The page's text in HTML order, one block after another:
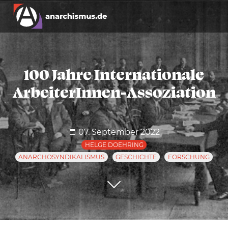
100 Jahre Internationale
ArbeiterInnen-Assoziation
07. September 2022
HELGE DOEHRING
ANARCHOSYNDIKALISMUS
GESCHICHTE FORSCHUNG